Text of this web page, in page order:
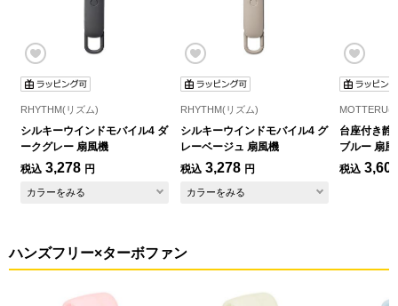
RHYTHM(リズム)
シルキーウインドモバイル4 ダ
ークグレー 扇風機
税込 3,278 円
カラーをみる
RHYTHM(リズム)
シルキーウインドモバイル4 グ
レーベージュ 扇風機
税込 3,278 円
カラーをみる
MOTTERU(
台座付き静
ブルー 扇風
税込
ハンズフリー×ターボファン